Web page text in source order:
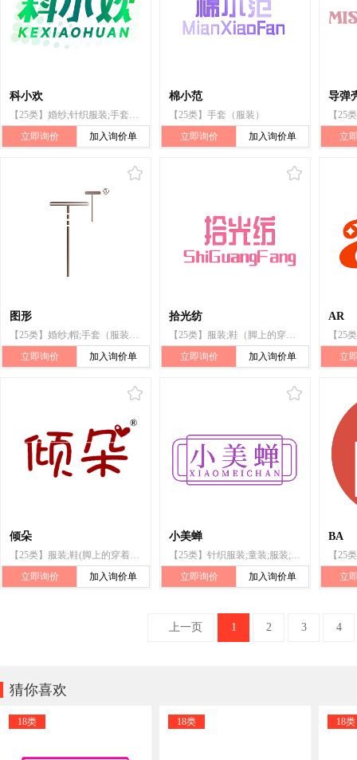
科小欢
【25类】婚纱;针织服装;手套（服装）;帽子;服装;皮带（服饰用）;童装;袜;领带;鞋（脚上的穿着物）
立即询价
加入询价单
棉小范
【25类】手套（服装）
立即询价
加入询价单
导弹
立
图形
【25类】婚纱;帽;手套（服装）;服装;皮带（服饰用）;童装;袜;针织服装;鞋（脚上的穿着物）;领带
立即询价
加入询价单
拾光纺
【25类】服装;鞋（脚上的穿着物）;袜;帽;领带;手套（服装）;针织服装;童装;皮带（服饰用）;婚纱
立即询价
加入询价单
AR
立
倾朵
【25类】服装;鞋(脚上的穿着物);帽子;袜;手套(服装);领带;围巾;皮带(服饰用);婚纱;睡眠用眼罩
立即询价
加入询价单
小美蝉
【25类】针织服装;童装;服装;婴儿全套衣;鞋（脚上的穿着物）;帽子;袜;手套（服装）;领带（服装）;皮带（服饰用）
立即询价
加入询价单
BA
立
上一页 1 2 3 4
猜你喜欢
18类 18类 18类